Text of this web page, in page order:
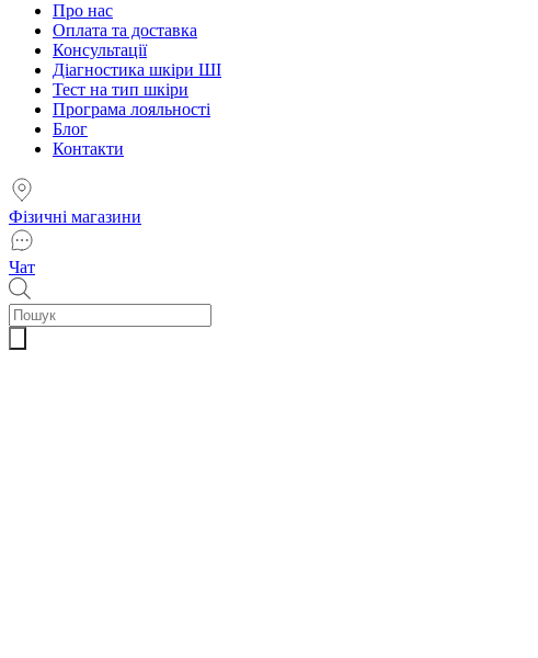
Про нас
Оплата та доставка
Консультації
Діагностика шкіри ШІ
Тест на тип шкіри
Програма лояльності
Блог
Контакти
Фізичні магазини
Чат
Пошук
товарів